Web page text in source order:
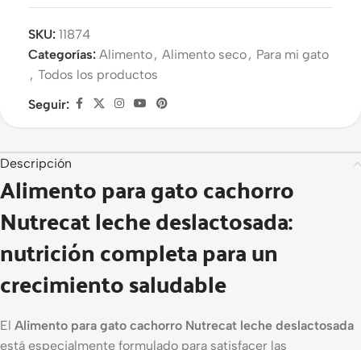
SKU: 11874
Categorías: Alimento, Alimento seco, Para mi gato
, Todos los productos
Seguir:
Descripción
Alimento para gato cachorro
Nutrecat leche deslactosada:
nutrición completa para un
crecimiento saludable
El Alimento para gato cachorro Nutrecat leche deslactosada
está especialmente formulado para satisfacer las